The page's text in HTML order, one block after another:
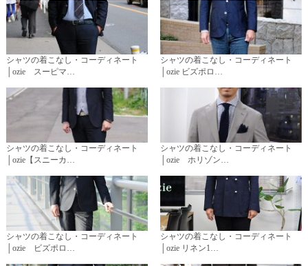
シャツの着こなし・コーディネート
│ozie スーピマ…
シャツの着こなし・コーディネート
│ozie ビズポロ…
シャツの着こなし・コーディネート
│ozie【スニーカ…
シャツの着こなし・コーディネート
│ozie ホリゾン…
シャツの着こなし・コーディネート
│ozie ビズポロ…
シャツの着こなし・コーディネート
│ozie リネン1…